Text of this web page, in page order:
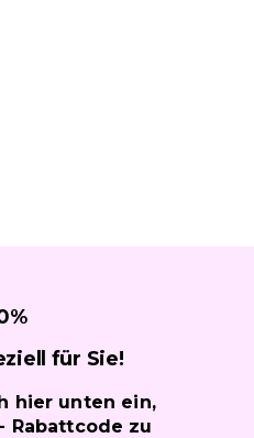
%
für Sie!
hier unten ein,
Rabattcode zu